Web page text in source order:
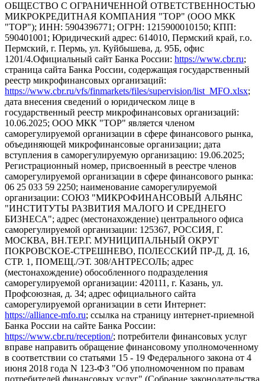
ОБЩЕСТВО С ОГРАНИЧЕННОЙ ОТВЕТСТВЕННОСТЬЮ
МИКРОКРЕДИТНАЯ КОМПАНИЯ "ТОР" (ООО МКК
"ТОР"); ИНН: 5904396771; ОГРН: 1215900010150; КПП:
590401001; Юридический адрес: 614010, Пермский край, г.о.
Пермский, г. Пермь, ул. Куйбышева, д. 95Б, офис
1201/4.Официальный сайт Банка России: https://www.cbr.ru;
страница сайта Банка России, содержащая государственный
реестр микрофинансовых организаций:
https://www.cbr.ru/vfs/finmarkets/files/supervision/list_MFO.xlsx;
дата внесения сведений о юридическом лице в
государственный реестр микрофинансовых организаций:
10.06.2025; ООО МКК "ТОР" является членом
саморегулируемой организации в сфере финансового рынка,
объединяющей микрофинансовые организации; дата
вступления в саморегулируемую организацию: 19.06.2025;
Регистрационный номер, присвоенный в реестре членов
саморегулируемой организации в сфере финансового рынка:
06 25 033 59 2250; наименование саморегулируемой
организации: СОЮЗ "МИКРОФИНАНСОВЫЙ АЛЬЯНС
"ИНСТИТУТЫ РАЗВИТИЯ МАЛОГО И СРЕДНЕГО
БИЗНЕСА"; адрес (местонахождение) центрального офиса
саморегулируемой организации: 125367, РОССИЯ, Г.
МОСКВА, ВН.ТЕР.Г. МУНИЦИПАЛЬНЫЙ ОКРУГ
ПОКРОВСКОЕ-СТРЕШНЕВО, ПОЛЕССКИЙ ПР-Д, Д. 16,
СТР. 1, ПОМЕЩ./ЭТ. 308/АНТРЕСОЛЬ; адрес
(местонахождение) обособленного подразделения
саморегулируемой организации: 420111, г. Казань, ул.
Профсоюзная, д. 34; адрес официального сайта
саморегулируемой организации в сети Интернет:
https://alliance-mfo.ru; ссылка на страницу интернет-приемной
Банка России на сайте Банка России:
https://www.cbr.ru/reception/; потребители финансовых услуг
вправе направить обращение финансовому уполномоченному
в соответствии со статьями 15 - 19 Федерального закона от 4
июня 2018 года N 123-ФЗ "Об уполномоченном по правам
потребителей финансовых услуг" (Собрание законодательства